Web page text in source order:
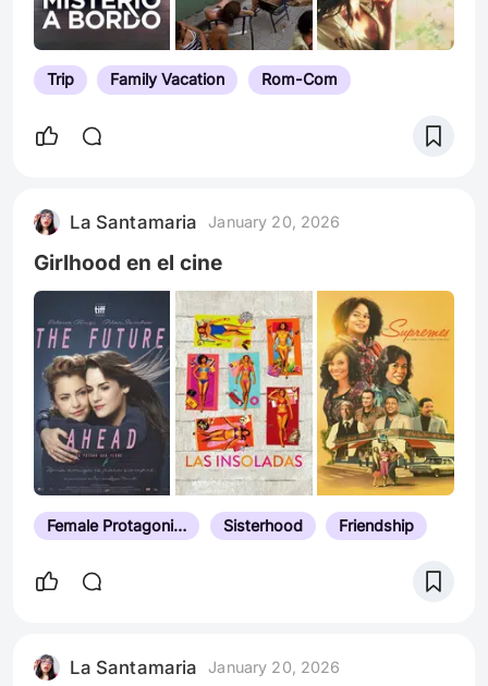
Trip Family Vacation Rom-Com
La Santamaria January 20, 2026
Girlhood en el cine
Female Protagonist Sisterhood Friendship
La Santamaria January 20, 2026